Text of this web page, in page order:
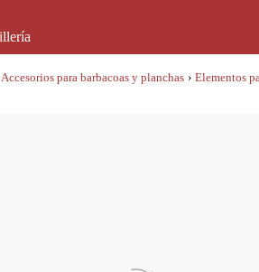
Accesorios para barbacoas y planchas › Elementos